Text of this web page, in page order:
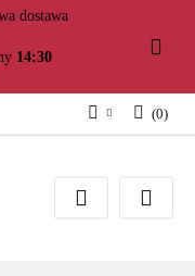
14:30
Załóż konto
(0)